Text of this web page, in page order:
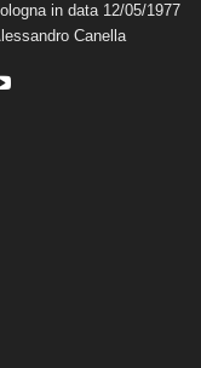
in data 12/05/1977
Canella